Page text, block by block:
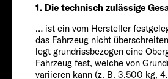
1. Die technisch zulässige
… ist ein vom Hersteller
das Fahrzeug nicht
legt grundrissbezogen eine
Fahrzeug fest, welche von
variieren kann (z. B. 3.500 kg,
FIAT
Passagiere